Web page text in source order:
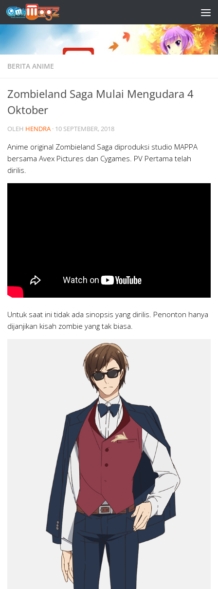
Skip to content
BERITA ANIME
Zombieland Saga Mulai Mengudara 4
Oktober
OLEH HENDRA · 10 SEPTEMBER, 2018
Anime original Zombieland Saga diproduksi studio MAPPA
bersama Avex Pictures dan Cygames. PV Pertama telah
dirilis.
Untuk saat ini tidak ada sinopsis yang dirilis. Penonton hanya
dijanjikan kisah zombie yang tak biasa.